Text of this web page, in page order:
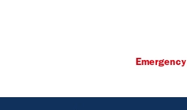
Emergency